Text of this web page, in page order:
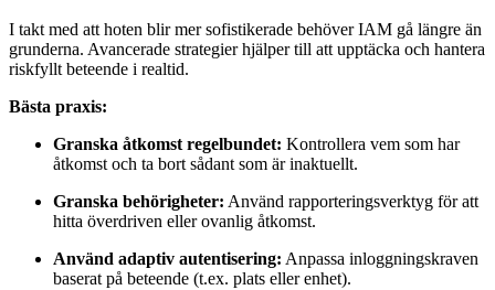
I takt med att hoten blir mer sofistikerade behöver IAM gå längre än
grunderna. Avancerade strategier hjälper till att upptäcka och hantera
riskfyllt beteende i realtid.
Bästa praxis:
Granska åtkomst regelbundet: Kontrollera vem som har
åtkomst och ta bort sådant som är inaktuellt.
Granska behörigheter: Använd rapporteringsverktyg för att
hitta överdriven eller ovanlig åtkomst.
Använd adaptiv autentisering: Anpassa inloggningskraven
baserat på beteende (t.ex. plats eller enhet).